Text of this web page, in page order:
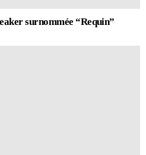
surnommée “Requin”